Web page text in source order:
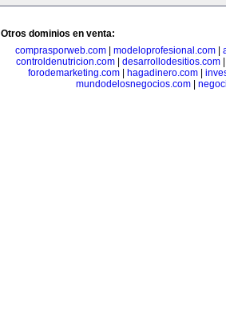
Otros dominios en venta:
comprasporweb.com| modeloprofesional.com|
controldenutricion.com
desarrollodesitios.com
forodemarketing.com| hagadinero.com|
mundodelosnegocios.com